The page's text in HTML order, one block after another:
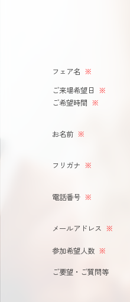
フェア名 ※
ご来場希望日 ※
ご希望時間 ※
お名前 ※
フリガナ ※
電話番号 ※
メールアドレス ※
参加希望人数 ※
ご要望・ご質問等